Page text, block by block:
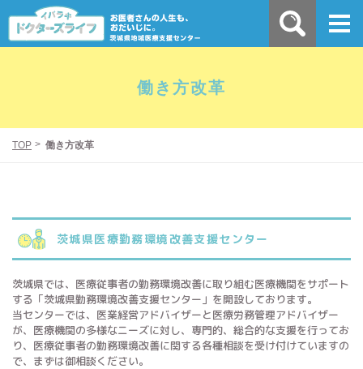
働き方改革
TOP 働き方改革
茨城県医療勤務環境改善支援センター
茨城県では、医療従事者の勤務環境改善に取り組む医療機関をサポート
する「茨城県勤務環境改善支援センター」を開設しております。
当センターでは、医業経営アドバイザーと医療労務管理アドバイザー
が、医療機関の多様なニーズに対し、専門的、総合的な支援を行ってお
り、医療従事者の勤務環境改善に関する各種相談を受け付けていますの
で、まずは御相談ください。